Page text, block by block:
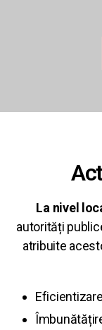
La nivel
autorități
atribuite